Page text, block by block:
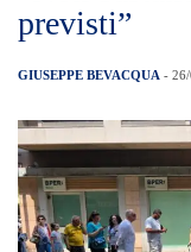
previsti”
GIUSEPPE BEVACQUA -